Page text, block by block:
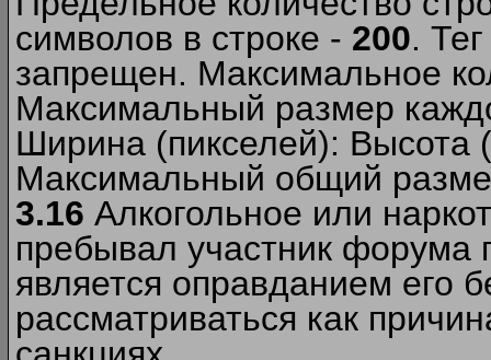
символов в строке - 200.
запрещен. Максимальное
Максимальный размер
Ширина (пикселей): Высота
Максимальный общий
3.16 Алкогольное или
пребывал участник форума
является оправданием его
рассматриваться как